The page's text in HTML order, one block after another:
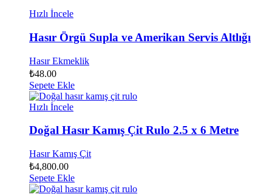
Hızlı İncele
Hasır Örgü Supla ve Amerikan Servis Altlığı
Hasır Ekmeklik
₺48.00
Sepete Ekle
Hızlı İncele
Doğal Hasır Kamış Çit Rulo 2.5 x 6 Metre
Hasır Kamış Çit
₺4,800.00
Sepete Ekle